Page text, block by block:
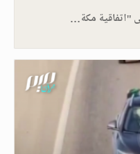
"اتفاقية مكة…